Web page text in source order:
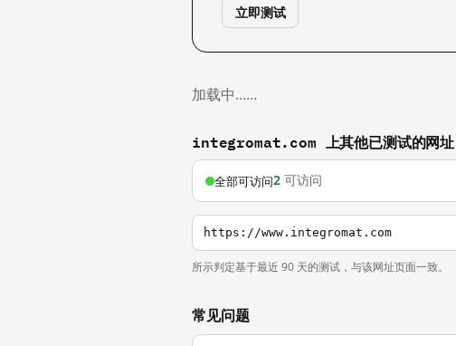
立即测试
加载中……
integromat.com 上其他已测试的网址
全部可访问2 可访问
https://www.integromat.com
所示判定基于最近 90 天的测试，与该网址页面一致。
常见问题